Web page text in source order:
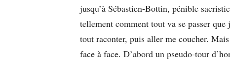
jusqu’à Sébastien-Bottin, pénible
tellement comment tout va se passer
tout raconter, puis aller me coucher.
face à face. D’abord un pseudo-tour